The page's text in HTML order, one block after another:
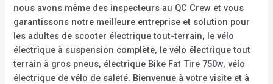
nous avons même des inspecteurs au QC Crew et vous
garantissons notre meilleure entreprise et solution pour
les adultes de scooter électrique tout-terrain, le vélo
électrique à suspension complète, le vélo électrique tout
terrain à gros pneus, électrique Bike Fat Tire 750w, vélo
électrique de vélo de saleté. Bienvenue à votre visite et à